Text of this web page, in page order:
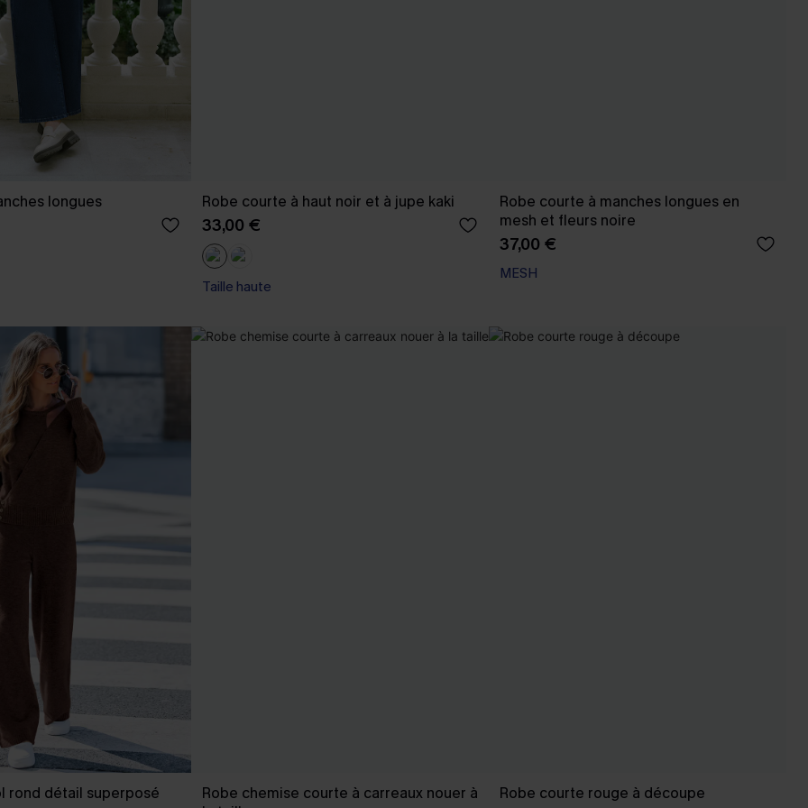
longues Robe courte à haut noir et à jupe kaki
33,00 €
Taille haute
Robe courte à manches longues en
mesh et fleurs noire
37,00 €
MESH
rond détail superposé
Robe chemise courte à carreaux nouer à
Robe courte rouge à découpe